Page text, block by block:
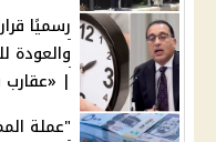
رسميًا
والعودة
| «عقارب
"عملة